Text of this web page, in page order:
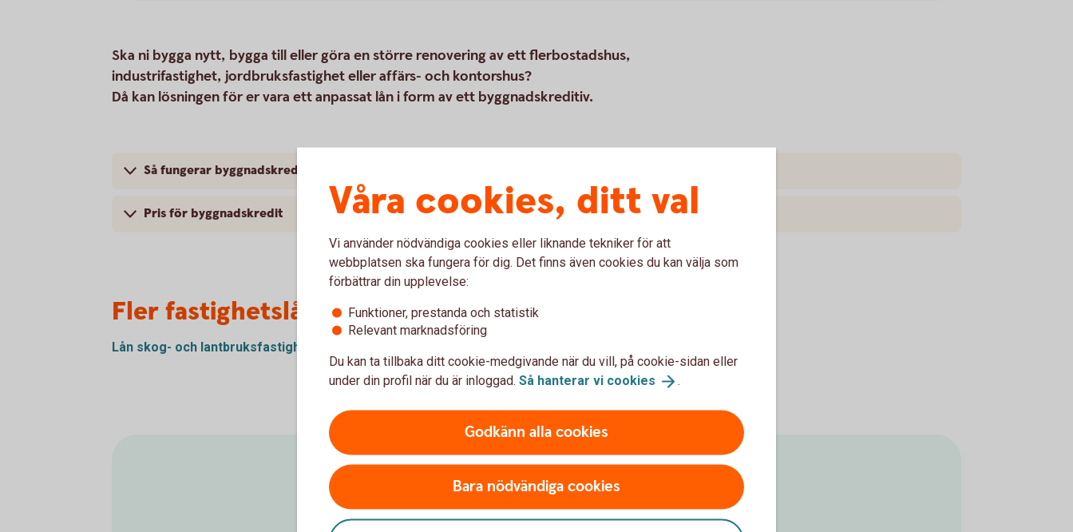
Ska ni bygga nytt, bygga till eller göra en större renovering av ett flerbostadshus,
industrifastighet, jordbruksfastighet eller affärs- och kontorshus?
Då kan lösningen för er vara ett anpassat lån i form av ett byggnadskreditiv.
Så fungerar byggnadskredit för företag
Pris för byggnadskredit
Fler fastighetslån och byggnadskreditiv
Lån skog- och lantbruksfastighet
Ansök
Våra cookies, ditt val
Vi använder nödvändiga cookies eller liknande tekniker för att
webbplatsen ska fungera för dig. Det finns även cookies du kan välja som
förbättrar din upplevelse:
Funktioner, prestanda och statistik
Relevant marknadsföring
Du kan ta tillbaka ditt cookie-medgivande när du vill, på cookie-sidan eller
under din profil när du är inloggad. Så hanterar vi cookies .
Godkänn alla cookies
Bara nödvändiga cookies